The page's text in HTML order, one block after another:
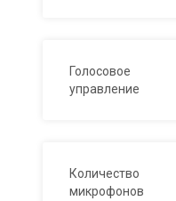
Голосовое
управление
Количество
микрофонов